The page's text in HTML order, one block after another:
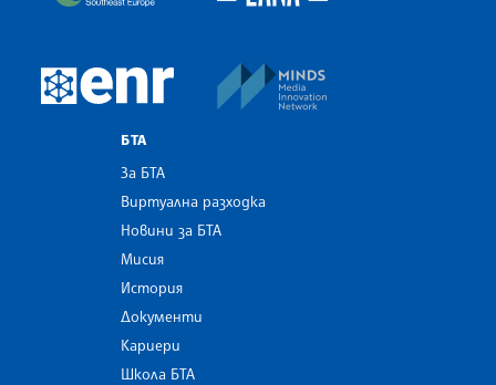
European Newsroom
БТА
За БТА
Виртуална разходка
Новини за БТА
Мисия
История
Документи
Кариери
Школа БТА